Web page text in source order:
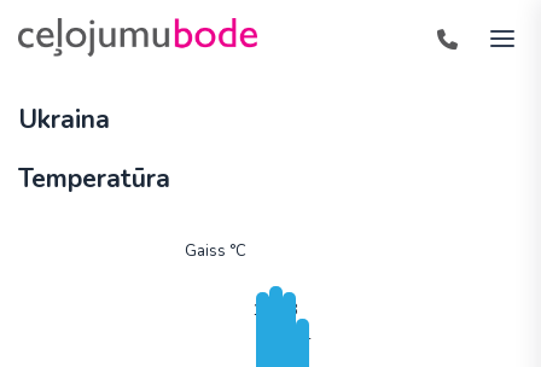
Ukraina
Temperatūra
Gaiss °C